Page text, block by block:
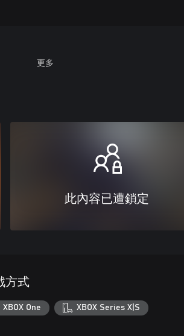
更多
此內容已遭鎖定
方式
XBOX One XBOX Series X|S